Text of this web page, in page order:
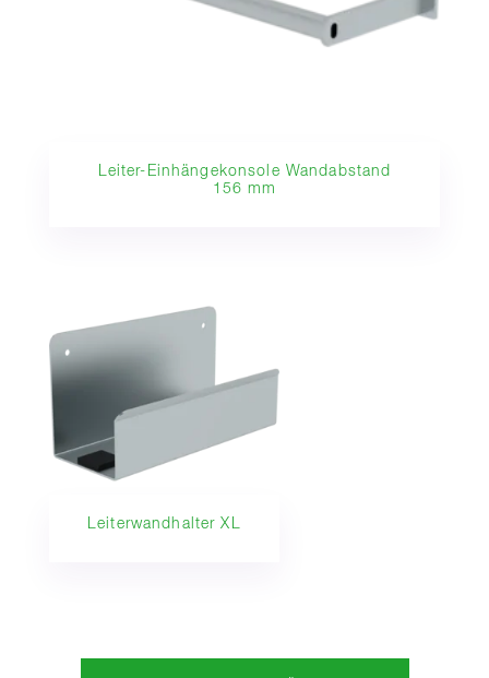
Leiter-Einhängekonsole Wandabstand
156 mm
Leiterwandhalter XL